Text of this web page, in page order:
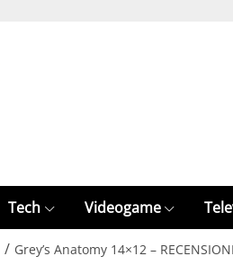
Tech Videogame
/ Grey’s Anatomy 14×12 –